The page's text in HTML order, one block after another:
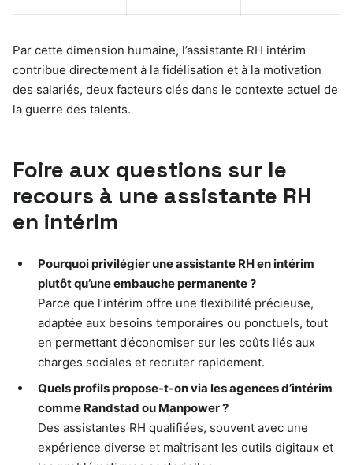
Par cette dimension humaine, l’assistante RH intérim
contribue directement à la fidélisation et à la motivation
des salariés, deux facteurs clés dans le contexte actuel de
la guerre des talents.
Foire aux questions sur le
recours à une assistante RH
en intérim
Pourquoi privilégier une assistante RH en intérim
plutôt qu’une embauche permanente ?
Parce que l’intérim offre une flexibilité précieuse,
adaptée aux besoins temporaires ou ponctuels, tout
en permettant d’économiser sur les coûts liés aux
charges sociales et recruter rapidement.
Quels profils propose-t-on via les agences d’intérim
comme Randstad ou Manpower ?
Des assistantes RH qualifiées, souvent avec une
expérience diverse et maîtrisant les outils digitaux et